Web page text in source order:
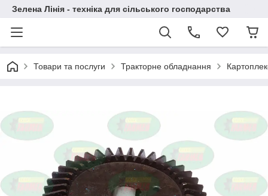
Зелена Лінія - техніка для сільського господарства
Товари та послуги Тракторне обладнання